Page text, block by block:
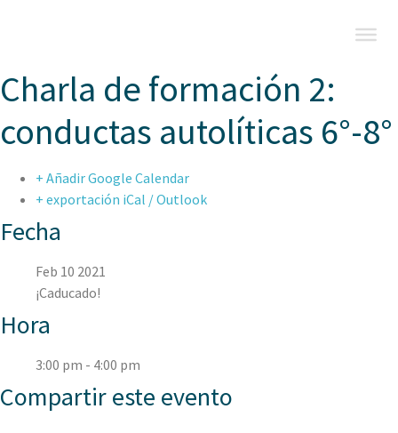
Charla de formación 2:
conductas autolíticas 6°-8°
+ Añadir Google Calendar
+ exportación iCal / Outlook
Fecha
Feb 10 2021
¡Caducado!
Hora
3:00 pm - 4:00 pm
Compartir este evento